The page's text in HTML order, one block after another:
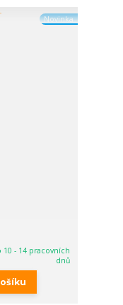
Novinka
10 - 14 pracovních
dnů